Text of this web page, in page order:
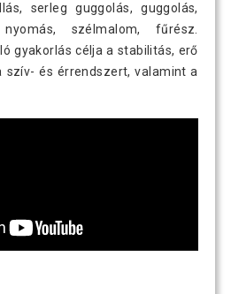
Kettlebell súlyzó
6 kg
13 190 Ft
szett
serleg guggolás, guggolás,
szélmalom, fűrész.
gyakorlás célja a stabilitás, erő
szív- és érrendszert, valamint a